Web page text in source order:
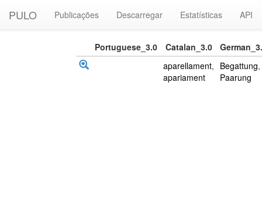
PULO Publicações Descarregar Estatísticas API
Portuguese_3.0 Catalan_3.0
aparellament,
apariament
Begattung,
Paarung